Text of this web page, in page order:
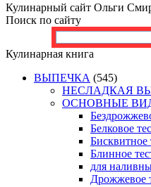
Кулинарный сайт Ольги
Поиск по сайту
Кулинарная книга
ВЫПЕЧКА (545)
НЕСЛАДКАЯ
ОСНОВНЫЕ
Белковое
Бисквитное
Блинное
для
Дрожжевое